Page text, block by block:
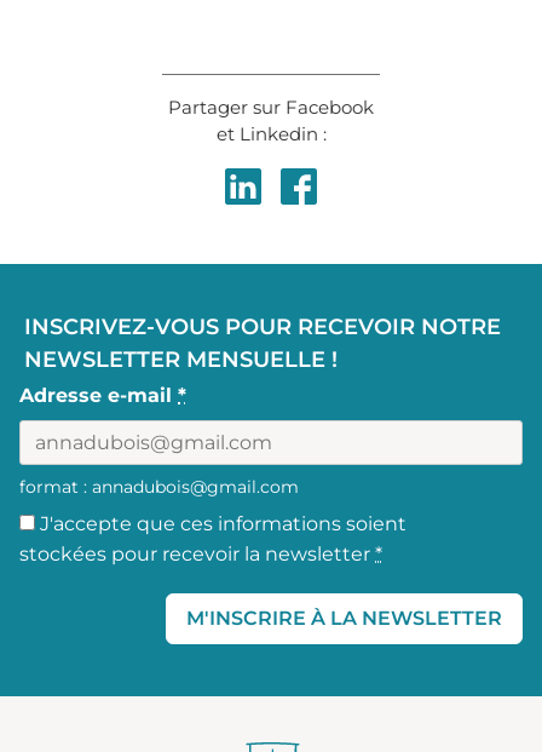
Partager sur Facebook
et Linkedin :
Partager
Partager
INSCRIVEZ-VOUS POUR RECEVOIR NOTRE
NEWSLETTER MENSUELLE !
Adresse e-mail *
format : annadubois@gmail.com
J'accepte que ces informations soient
stockées pour recevoir la newsletter *
M'INSCRIRE À LA NEWSLETTER